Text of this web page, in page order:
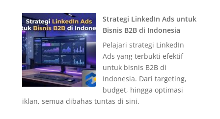
Strategi LinkedIn Ads untuk
Bisnis B2B di Indonesia
Pelajari strategi LinkedIn
Ads yang terbukti efektif
untuk bisnis B2B di
Indonesia. Dari targeting,
budget, hingga optimasi
iklan, semua dibahas tuntas di sini.